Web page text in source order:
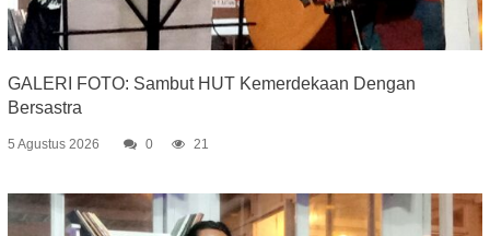
GALERI FOTO: Sambut HUT Kemerdekaan Dengan
Bersastra
5 Agustus 2026 0 21